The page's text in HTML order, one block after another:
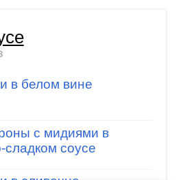
в белом вине
с мидиями в
сладком соусе